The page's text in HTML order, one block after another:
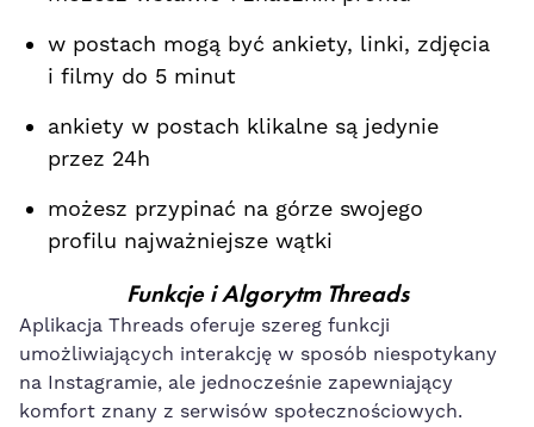
w postach mogą być ankiety, linki, zdjęcia
i filmy do 5 minut
ankiety w postach klikalne są jedynie
przez 24h
możesz przypinać na górze swojego
profilu najważniejsze wątki
Funkcje i Algorytm Threads
Aplikacja Threads oferuje szereg funkcji
umożliwiających interakcję w sposób niespotykany
na Instagramie, ale jednocześnie zapewniający
komfort znany z serwisów społecznościowych.